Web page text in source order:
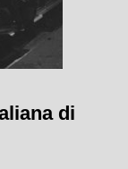
di